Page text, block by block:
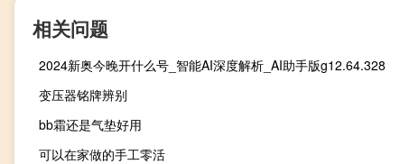
相关问题
2024新奥今晚开什么号_智能AI深度解析_AI助手版g12.64.328
变压器铭牌辨别
bb霜还是气垫好用
可以在家做的手工零活